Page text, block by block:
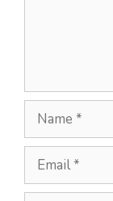
Name
Email